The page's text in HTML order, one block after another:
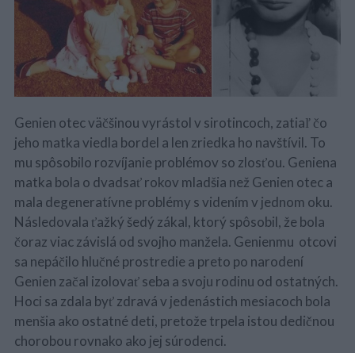
Genien otec väčšinou vyrástol v sirotincoch, zatiaľ čo
jeho matka viedla bordel a len zriedka ho navštívil. To
mu spôsobilo rozvíjanie problémov so zlosťou. Geniena
matka bola o dvadsať rokov mladšia než Genien otec a
mala degeneratívne problémy s videním v jednom oku.
Následovala ťažký šedý zákal, ktorý spôsobil, že bola
čoraz viac závislá od svojho manžela. Genienmu otcovi
sa nepáčilo hlučné prostredie a preto po narodení
Genien začal izolovať seba a svoju rodinu od ostatných.
Hoci sa zdala byť zdravá v jedenástich mesiacoch bola
menšia ako ostatné deti, pretože trpela istou dedičnou
chorobou rovnako ako jej súrodenci.